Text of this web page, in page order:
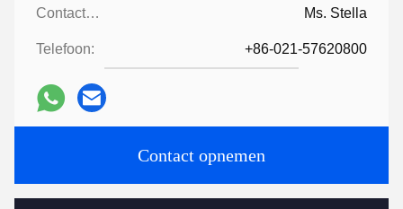
Contactpersonen: Ms. Stella
Telefoon: +86-021-57620800
Contact opnemen